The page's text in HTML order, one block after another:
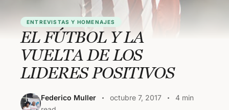
ENTREVISTAS Y HOMENAJES
EL FÚTBOL Y LA
VUELTA DE LOS
LIDERES POSITIVOS
Federico Muller octubre 7, 2017
4 min